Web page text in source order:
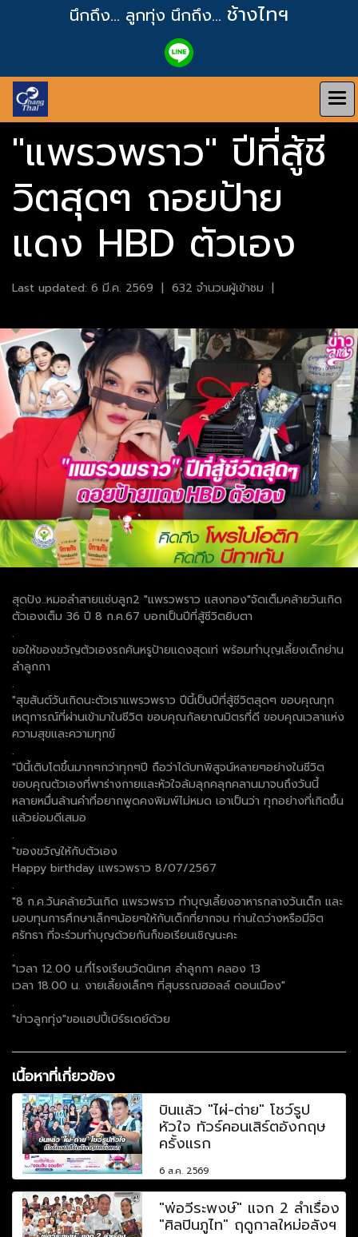
นึกถึง... ลูกทุ่ง นึกถึง... ช้างไทฯ
"แพรวพราว" ปีที่สู้ชี
วิตสุดๆ ถอยป้าย
แดง HBD ตัวเอง
Last updated: 6 มี.ค. 2569 | 632 จำนวนผู้เข้าชม |
สุดปัง..หมอลำสายแซ่บลูก2 "แพรวพราว แสงทอง"จัดเต็มคล้ายวันเกิด
ตัวเองเต็ม 36 ปี 8 ก.ค.67 บอกเป็นปีที่สู้ชีวิตยิบตา
.
ขอให้ของขวัญตัวเองรถคันหรูป้ายแดงสุดเท่ พร้อมทำบุญเลี้ยงเด็กย่าน
ลำลูกกา
.
"สุขสันต์วันเกิดนะตัวเราแพรวพราว ปีนี้เป็นปีที่สู้ชีวิตสุดๆ ขอบคุณทุก
เหตุการณ์ที่ผ่านเข้ามาในชีวิต ขอบคุณกัลยาณมิตรที่ดี ขอบคุณเวลาแห่ง
ความสุขและความทุกข์
.
"ปีนี้เติบโตขึ้นมากๆกว่าทุกๆปี ถือว่าได้บทพิสูจน์หลายๆอย่างในชีวิต
ขอบคุณตัวเองที่พาร่างกายและหัวใจล้มลุกคลุกคลานมาจนถึงวันนี้
หลายหมื่นล้านคำที่อยากพูดคงพิมพ์ไม่หมด เอาเป็นว่า ทุกอย่างที่เกิดขึ้น
แล้วย่อมดีเสมอ
.
"ของขวัญให้กับตัวเอง
Happy birthday แพรวพราว 8/07/2567
.
"8 ก.ค.วันคล้ายวันเกิด แพรวพราว ทำบุญเลี้ยงอาหารกลางวันเด็ก และ
มอบทุนการศึกษาเล็กๆน้อยๆให้กับเด็กที่ยากจน ท่านใดว่างหรือมีจิต
ศรัทธา ที่จะร่วมทำบุญด้วยกันก็ขอเรียนเชิญนะคะ
.
"เวลา 12.00 น.ทึ่โรงเรียนวัดนิเทศ ลำลูกกา คลอง 13
เวลา 18.00 น. งายเลี้ยงเล็กๆ ที่สุบรรณฮอลล์ ดอนเมือง"
.
"ข่าวลูกทุ่ง"ขอแฮปปี้เบิร์ธเดย์ด้วย
เนื้อหาที่เกี่ยวข้อง
บินแล้ว "ไผ่-ต่าย" โชว์รูป
หัวใจ ทัวร์คอนเสิร์ตอังกฤษ
ครั้งแรก
6 ส.ค. 2569
"พ่อวีระพงษ์" แจก 2 ลำเรื่อง
"ศิลปินภูไท" ฤดูกาลใหม่อลังฯ